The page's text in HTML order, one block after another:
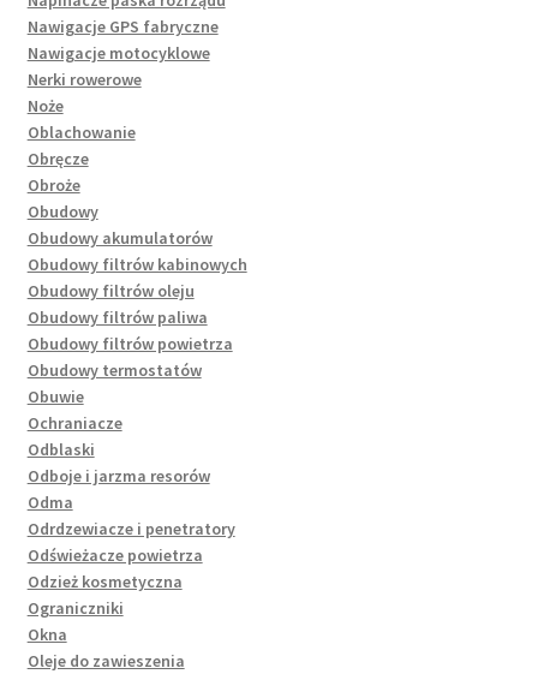
Nawigacje GPS fabryczne
Nawigacje motocyklowe
Nerki rowerowe
Noże
Oblachowanie
Obręcze
Obroże
Obudowy
Obudowy akumulatorów
Obudowy filtrów kabinowych
Obudowy filtrów oleju
Obudowy filtrów paliwa
Obudowy filtrów powietrza
Obudowy termostatów
Obuwie
Ochraniacze
Odblaski
Odboje i jarzma resorów
Odma
Odrdzewiacze i penetratory
Odświeżacze powietrza
Odzież kosmetyczna
Ograniczniki
Okna
Oleje do zawieszenia